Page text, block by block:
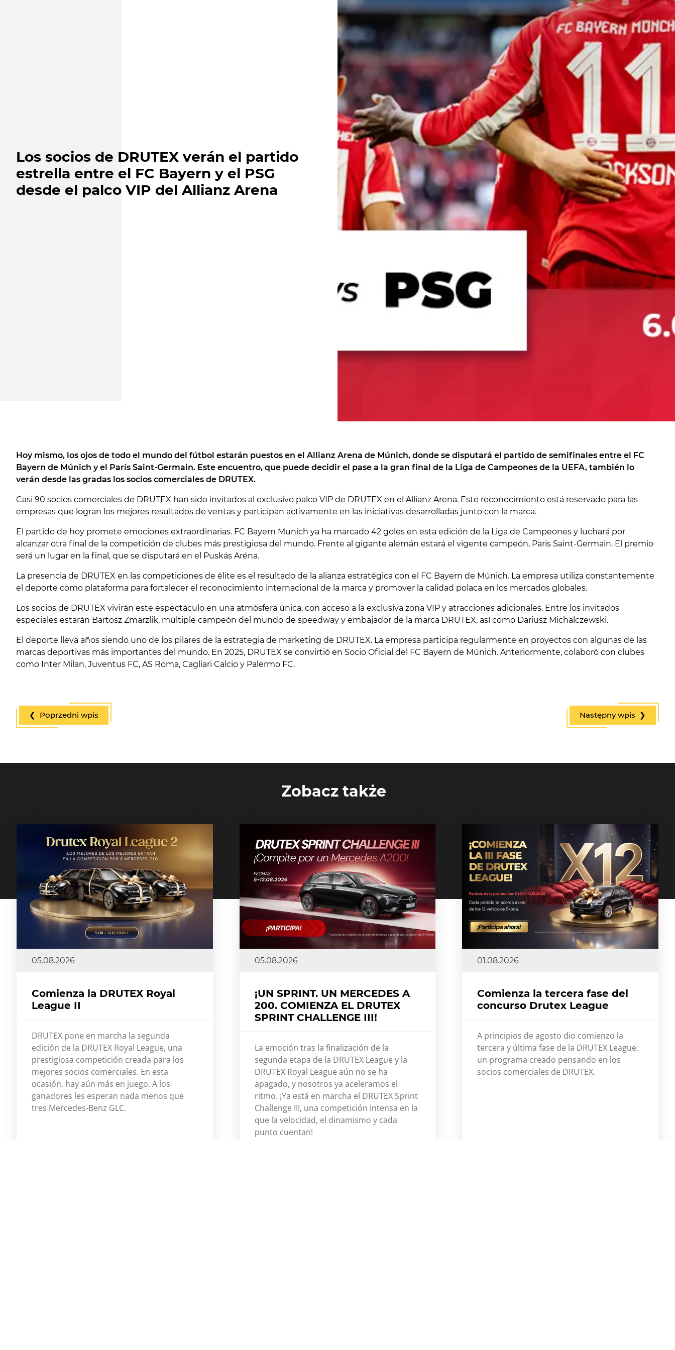
Los socios de DRUTEX verán el partido
estrella entre el FC Bayern y el PSG
desde el palco VIP del Allianz Arena
Hoy mismo, los ojos de todo el mundo del fútbol estarán puestos en el Allianz Arena de Múnich, donde se disputará el partido de semifinales entre el FC
Bayern de Múnich y el París Saint-Germain. Este encuentro, que puede decidir el pase a la gran final de la Liga de Campeones de la UEFA, también lo
verán desde las gradas los socios comerciales de DRUTEX.
Casi 90 socios comerciales de DRUTEX han sido invitados al exclusivo palco VIP de DRUTEX en el Allianz Arena. Este reconocimiento está reservado para las
empresas que logran los mejores resultados de ventas y participan activamente en las iniciativas desarrolladas junto con la marca.
El partido de hoy promete emociones extraordinarias. FC Bayern Munich ya ha marcado 42 goles en esta edición de la Liga de Campeones y luchará por
alcanzar otra final de la competición de clubes más prestigiosa del mundo. Frente al gigante alemán estará el vigente campeón, Paris Saint-Germain. El premio
será un lugar en la final, que se disputará en el Puskás Aréna.
La presencia de DRUTEX en las competiciones de élite es el resultado de la alianza estratégica con el FC Bayern de Múnich. La empresa utiliza constantemente
el deporte como plataforma para fortalecer el reconocimiento internacional de la marca y promover la calidad polaca en los mercados globales.
Los socios de DRUTEX vivirán este espectáculo en una atmósfera única, con acceso a la exclusiva zona VIP y atracciones adicionales. Entre los invitados
especiales estarán Bartosz Zmarzlik, múltiple campeón del mundo de speedway y embajador de la marca DRUTEX, así como Dariusz Michalczewski.
El deporte lleva años siendo uno de los pilares de la estrategia de marketing de DRUTEX. La empresa participa regularmente en proyectos con algunas de las
marcas deportivas más importantes del mundo. En 2025, DRUTEX se convirtió en Socio Oficial del FC Bayern de Múnich. Anteriormente, colaboró con clubes
como Inter Milan, Juventus FC, AS Roma, Cagliari Calcio y Palermo FC.
❮ Poprzedni wpis Następny wpis ❯
Zobacz także
05.08.2026
Comienza la DRUTEX Royal
League II
DRUTEX pone en marcha la segunda
edición de la DRUTEX Royal League, una
prestigiosa competición creada para los
mejores socios comerciales. En esta
ocasión, hay aún más en juego. A los
ganadores les esperan nada menos que
tres Mercedes-Benz GLC.
05.08.2026
¡UN SPRINT. UN MERCEDES A
200. COMIENZA EL DRUTEX
SPRINT CHALLENGE III!
La emoción tras la finalización de la
segunda etapa de la DRUTEX League y la
DRUTEX Royal League aún no se ha
apagado, y nosotros ya aceleramos el
ritmo. ¡Ya está en marcha el DRUTEX Sprint
Challenge III, una competición intensa en la
que la velocidad, el dinamismo y cada
punto cuentan!
01.08.2026
Comienza la tercera fase del
concurso Drutex League
A principios de agosto dio comienzo la
tercera y última fase de la DRUTEX League,
un programa creado pensando en los
socios comerciales de DRUTEX.